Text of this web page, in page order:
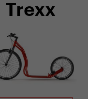
Trexx